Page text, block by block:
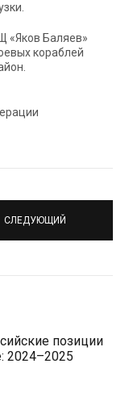
«Яков Баляев»
кораблей
СЛЕДУЮЩИЙ
позиции
2024–2025